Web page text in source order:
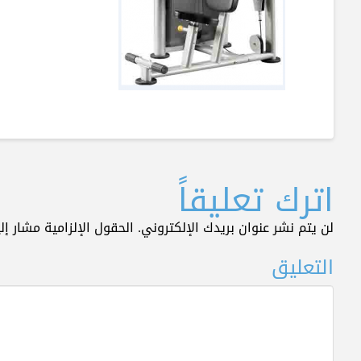
اترك تعليقاً
لن يتم نشر عنوان بريدك الإلكتروني. الحقول الإلزامية مشار
التعليق